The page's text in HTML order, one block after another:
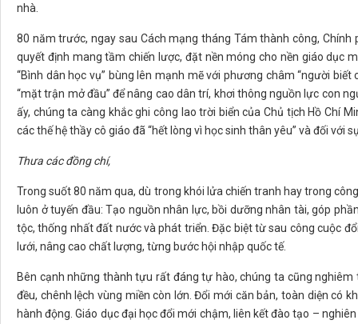
nhà.
80 năm trước, ngay sau Cách mạng tháng Tám thành công,
quyết định mang tầm chiến lược, đặt nền móng cho nền giáo dục
“Bình dân học vụ” bùng lên mạnh mẽ với phương châm “người
“mặt trận mở đầu” để nâng cao dân trí, khơi thông nguồn lực con
ấy, chúng ta càng khắc ghi công lao trời biển của Chủ tịch Hồ Chí
các thế hệ thầy cô giáo đã “hết lòng vì học sinh thân yêu” và đối với
Thưa các đồng chí,
Trong suốt 80 năm qua, dù trong khói lửa chiến tranh hay trong
luôn ở tuyến đầu: Tạo nguồn nhân lực, bồi dưỡng nhân tài, góp
tộc, thống nhất đất nước và phát triển. Đặc biệt từ sau công cuộc
lưới, nâng cao chất lượng, từng bước hội nhập quốc tế.
Bên cạnh những thành tựu rất đáng tự hào, chúng ta cũng
đều, chênh lệch vùng miền còn lớn. Đổi mới căn bản, toàn diện có
hành động. Giáo dục đại học đổi mới chậm, liên kết đào tạo –